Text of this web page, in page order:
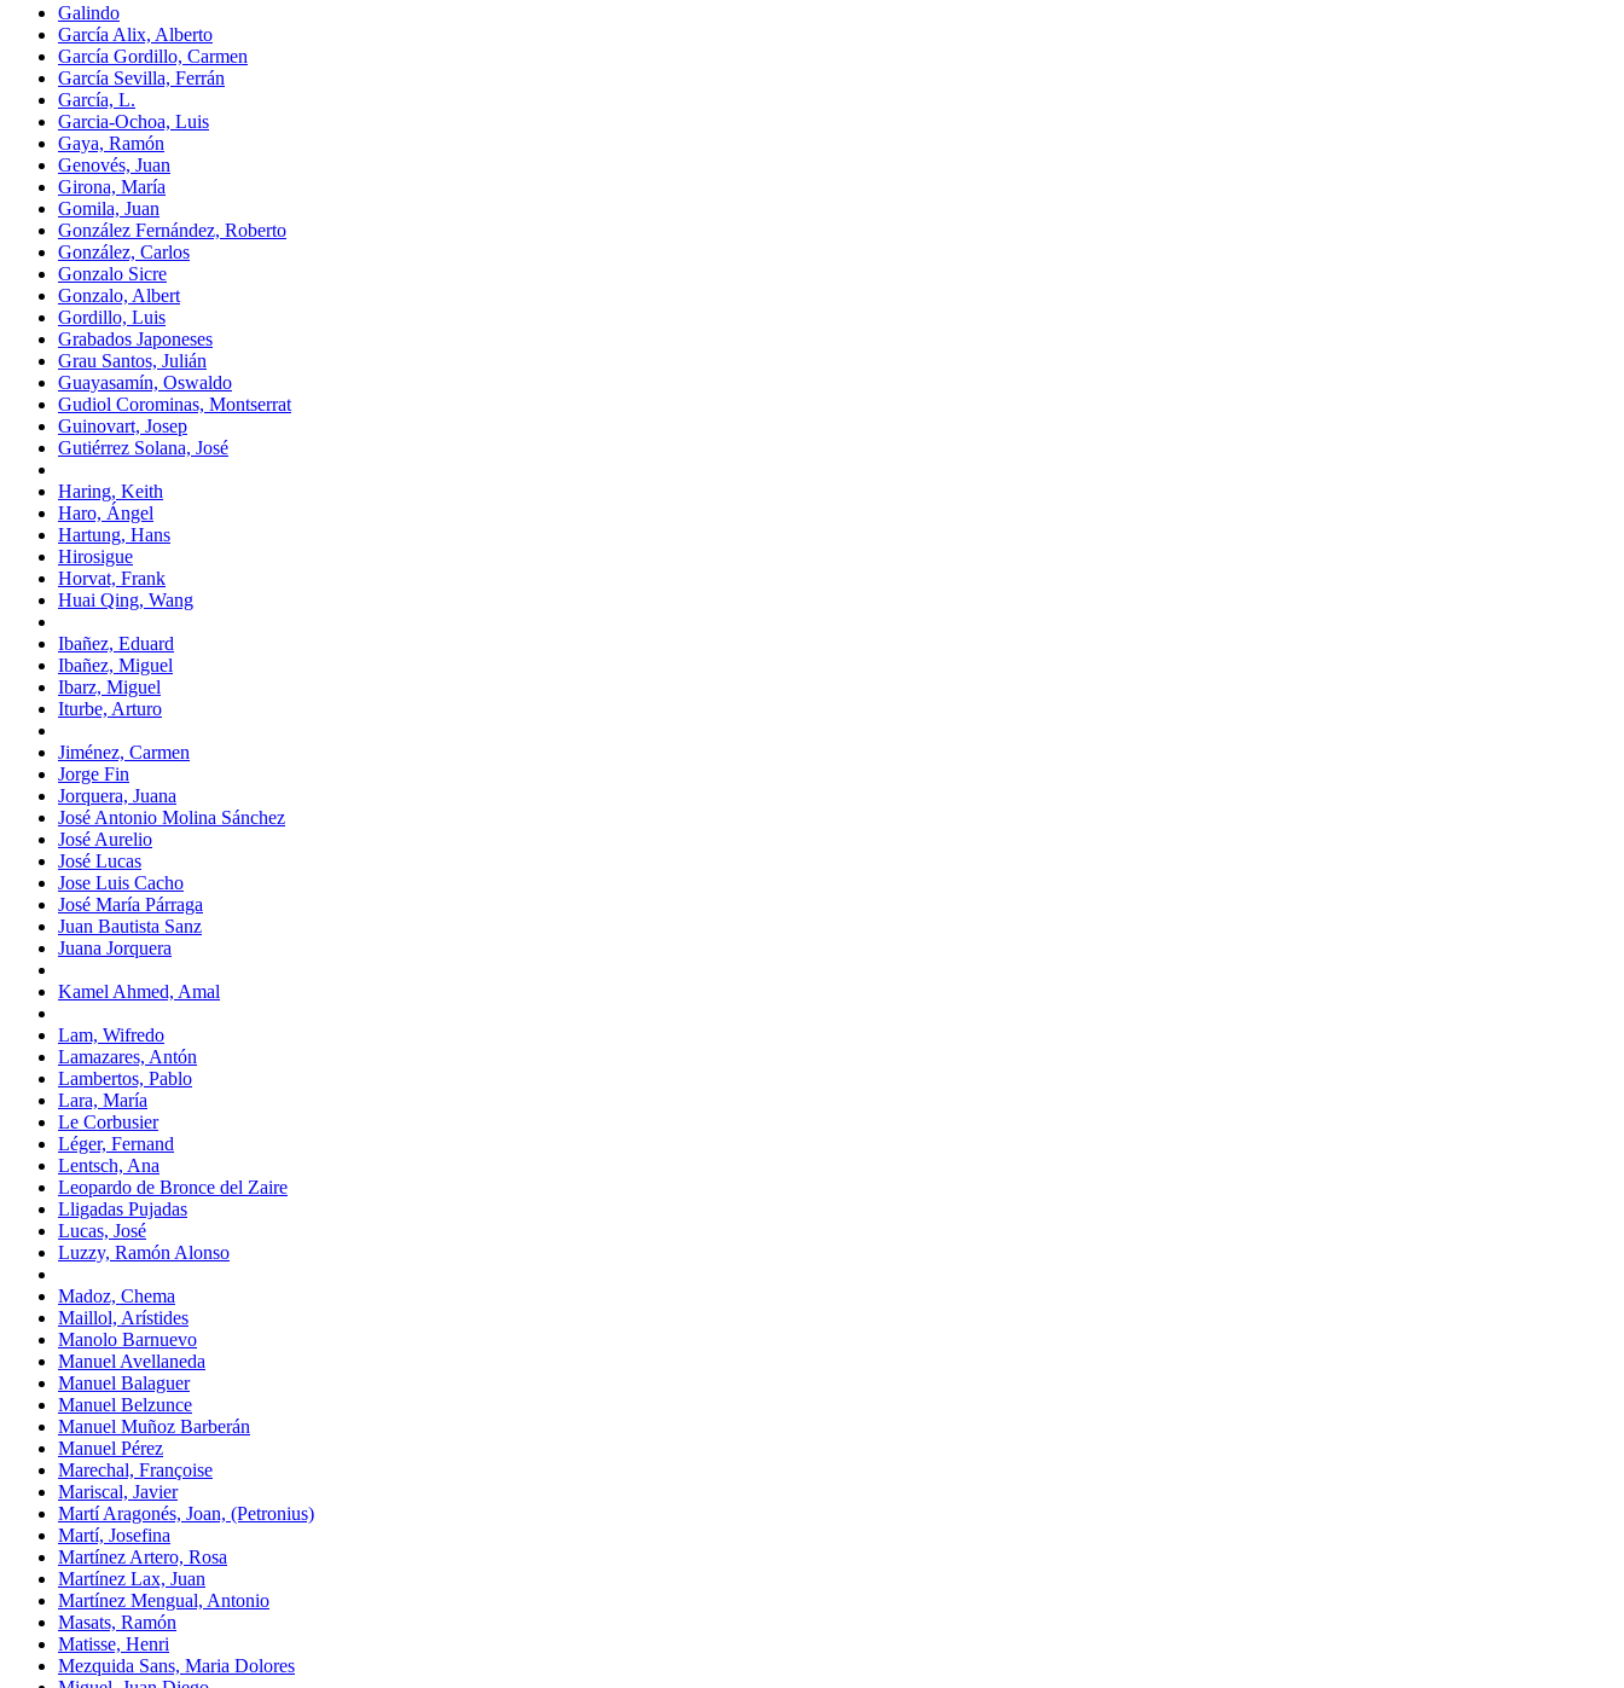
Galindo
García Alix, Alberto
García Gordillo, Carmen
García Sevilla, Ferrán
García, L.
Garcia-Ochoa, Luis
Gaya, Ramón
Genovés, Juan
Girona, María
Gomila, Juan
González Fernández, Roberto
González, Carlos
Gonzalo Sicre
Gonzalo, Albert
Gordillo, Luis
Grabados Japoneses
Grau Santos, Julián
Guayasamín, Oswaldo
Gudiol Corominas, Montserrat
Guinovart, Josep
Gutiérrez Solana, José
Haring, Keith
Haro, Ángel
Hartung, Hans
Hirosigue
Horvat, Frank
Huai Qing, Wang
Ibañez, Eduard
Ibañez, Miguel
Ibarz, Miguel
Iturbe, Arturo
Jiménez, Carmen
Jorge Fin
Jorquera, Juana
José Antonio Molina Sánchez
José Aurelio
José Lucas
Jose Luis Cacho
José María Párraga
Juan Bautista Sanz
Juana Jorquera
Kamel Ahmed, Amal
Lam, Wifredo
Lamazares, Antón
Lambertos, Pablo
Lara, María
Le Corbusier
Léger, Fernand
Lentsch, Ana
Leopardo de Bronce del Zaire
Lligadas Pujadas
Lucas, José
Luzzy, Ramón Alonso
Madoz, Chema
Maillol, Arístides
Manolo Barnuevo
Manuel Avellaneda
Manuel Balaguer
Manuel Belzunce
Manuel Muñoz Barberán
Manuel Pérez
Marechal, Françoise
Mariscal, Javier
Martí Aragonés, Joan, (Petronius)
Martí, Josefina
Martínez Artero, Rosa
Martínez Lax, Juan
Martínez Mengual, Antonio
Masats, Ramón
Matisse, Henri
Mezquida Sans, Maria Dolores